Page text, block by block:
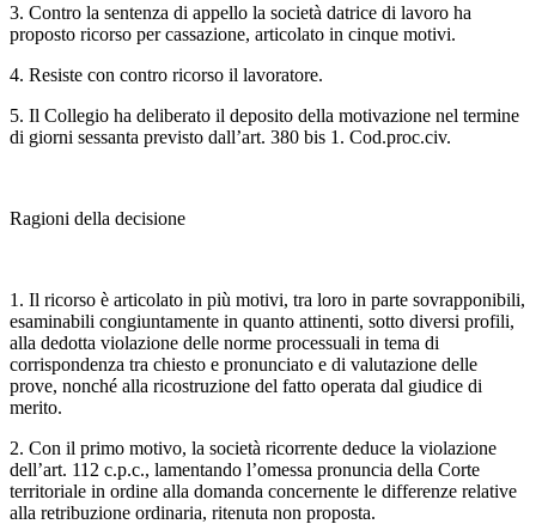
3. Contro la sentenza di appello la società datrice di lavoro ha
proposto ricorso per cassazione, articolato in cinque motivi.
4. Resiste con contro ricorso il lavoratore.
5. Il Collegio ha deliberato il deposito della motivazione nel termine
di giorni sessanta previsto dall’art. 380 bis 1. Cod.proc.civ.
Ragioni della decisione
1. Il ricorso è articolato in più motivi, tra loro in parte sovrapponibili,
esaminabili congiuntamente in quanto attinenti, sotto diversi profili,
alla dedotta violazione delle norme processuali in tema di
corrispondenza tra chiesto e pronunciato e di valutazione delle
prove, nonché alla ricostruzione del fatto operata dal giudice di
merito.
2. Con il primo motivo, la società ricorrente deduce la violazione
dell’art. 112 c.p.c., lamentando l’omessa pronuncia della Corte
territoriale in ordine alla domanda concernente le differenze relative
alla retribuzione ordinaria, ritenuta non proposta.